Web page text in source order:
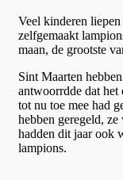
Veel kinderen
zelfgemaakt
maan, de grootste
Sint Maarten
antwoorrdde dat het
tot nu toe mee had
hebben geregeld,
hadden dit jaar ook
lampions.